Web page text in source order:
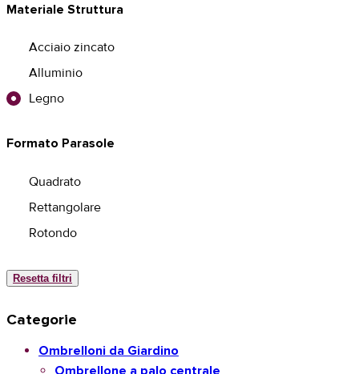
Materiale Struttura
Acciaio zincato
Alluminio
Legno
Formato Parasole
Quadrato
Rettangolare
Rotondo
Resetta filtri
Categorie
Ombrelloni da Giardino